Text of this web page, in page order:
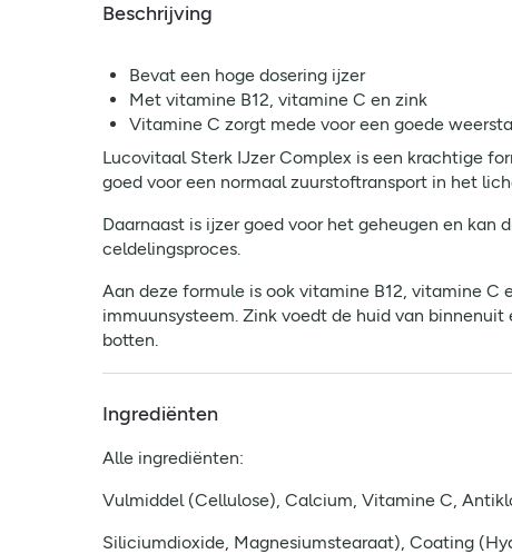
Beschrijving
Bevat een hoge dosering ijzer
Met vitamine B12, vitamine C en zink
Vitamine C zorgt mede voor een goede
Lucovitaal Sterk IJzer Complex is een krachtige
goed voor een normaal zuurstoftransport in het
Daarnaast is ijzer goed voor het geheugen en
celdelingsproces.
Aan deze formule is ook vitamine B12, vitamine
immuunsysteem. Zink voedt de huid van
botten.
Ingrediënten
Alle ingrediënten:
Vulmiddel (Cellulose), Calcium, Vitamine C,
Siliciumdioxide, Magnesiumstearaat), Coating